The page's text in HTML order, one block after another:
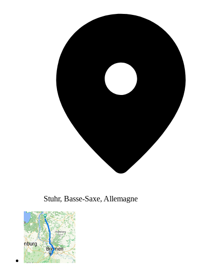
Stuhr, Basse-Saxe, Allemagne